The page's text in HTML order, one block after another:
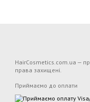
HairCosmetics.com.ua —
права захищені.
Приймаємо до оплати